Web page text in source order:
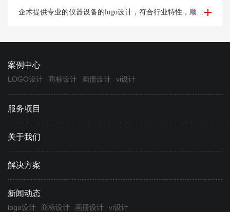
仪器logo设计-设备logo设计凯*科奇案例欣赏 企术提供专业的仪器设备的logo设计，符合行业特性，顺应时代发展，专业定制设计logo满意为止。
案例中心
LOGO设计 商标设计 画册设计 vi设计
服务项目
关于我们
解决方案
新闻动态
logo设计 商标设计 画册设计 vi设计